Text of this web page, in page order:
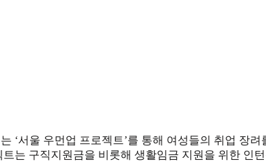
‘서울 우먼업 프로젝트’를 통해 여성들의 취업 장려
는 구직지원금을 비롯해 생활임금 지원을 위한 인